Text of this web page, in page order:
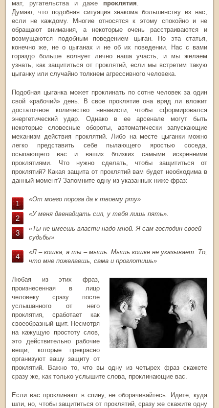
мат, ругательства и даже проклятия
Думаю, что подобная ситуация знакома большинству из нас,
если не каждому. Многие относятся к этому спокойно и не
обращают внимания, а некоторые очень расстраиваются и
возмущаются подобным поведением цыган. Но эта статья,
конечно же, не о цыганах и не об их поведении. Нас с вами
гораздо больше волнует лично наша участь, и мы желаем
узнать, как защититься от проклятий, если мы встретим такую
цыганку или случайно толкнем агрессивного человека.
Подобная цыганка может проклинать по сотне человек за один
свой «рабочий» день. В свое проклятие она вряд ли вложит
достаточное количество ненависти, чтобы сформировался
энергетический удар. Однако в ее арсенале могут быть
некоторые словесные обороты, автоматически запускающие
механизм действия проклятий. Либо на месте цыганки можно
легко представить себе пылающего яростью соседа,
осыпающего вас и ваших близких самыми искренними
проклятиями. Что нужно сделать, чтобы защититься от
проклятий? Какая защита от проклятий вам будет необходима в
данный момент? Запомните одну из указанных ниже фраз:
«От моего порога да к твоему рту»
«У меня двенадцать сил, у тебя лишь пять».
«Ты не имеешь власти надо мной. Я сам господин своей
судьбы»
«Я – кошка, а ты – мышь. Мышь кошке не указывает. То,
что мне пожелаешь, сама и проглотишь»
Любая из этих фраз,
произнесенная в лицо
человеку сразу после
услышанного от него
проклятия, сработает как
своеобразный щит. Несмотря
на кажущую простоту слов,
это действительно рабочие
вещи, которые прекрасно
организуют вашу защиту от
проклятий. Важно то, что вы одну из четырех фраз скажете
сразу же, как только услышите слова, проклинающие вас.
Если вас проклинают в спину, не оборачивайтесь. Идите, куда
шли, но, чтобы защититься от проклятий, сразу же скажите одну